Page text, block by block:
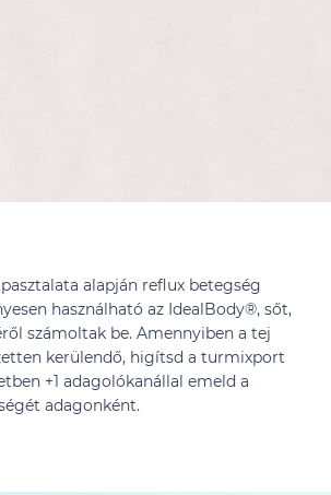
alapján reflux betegség
használható az IdealBody®, sőt,
számoltak be. Amennyiben a tej
kerülendő, higítsd a turmixport
+1 adagolókanállal emeld a
adagonként.